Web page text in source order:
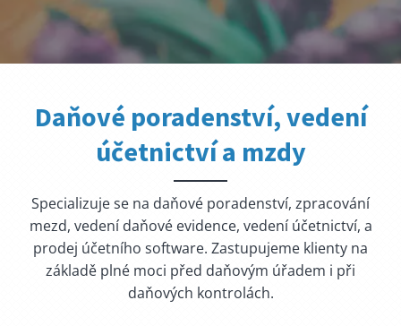
Daňové poradenství, vedení
účetnictví a mzdy
Specializuje se na daňové poradenství, zpracování
mezd, vedení daňové evidence, vedení účetnictví, a
prodej účetního software. Zastupujeme klienty na
základě plné moci před daňovým úřadem i při
daňových kontrolách.